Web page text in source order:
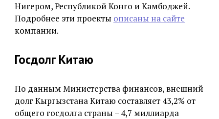
Нигером, Республикой Конго и Камбоджей.
Подробнее эти проекты описаны на сайте
компании.
Госдолг Китаю
По данным Министерства финансов, внешний
долг Кыргызстана Китаю составляет 43,2% от
общего госдолга страны – 4,7 миллиарда